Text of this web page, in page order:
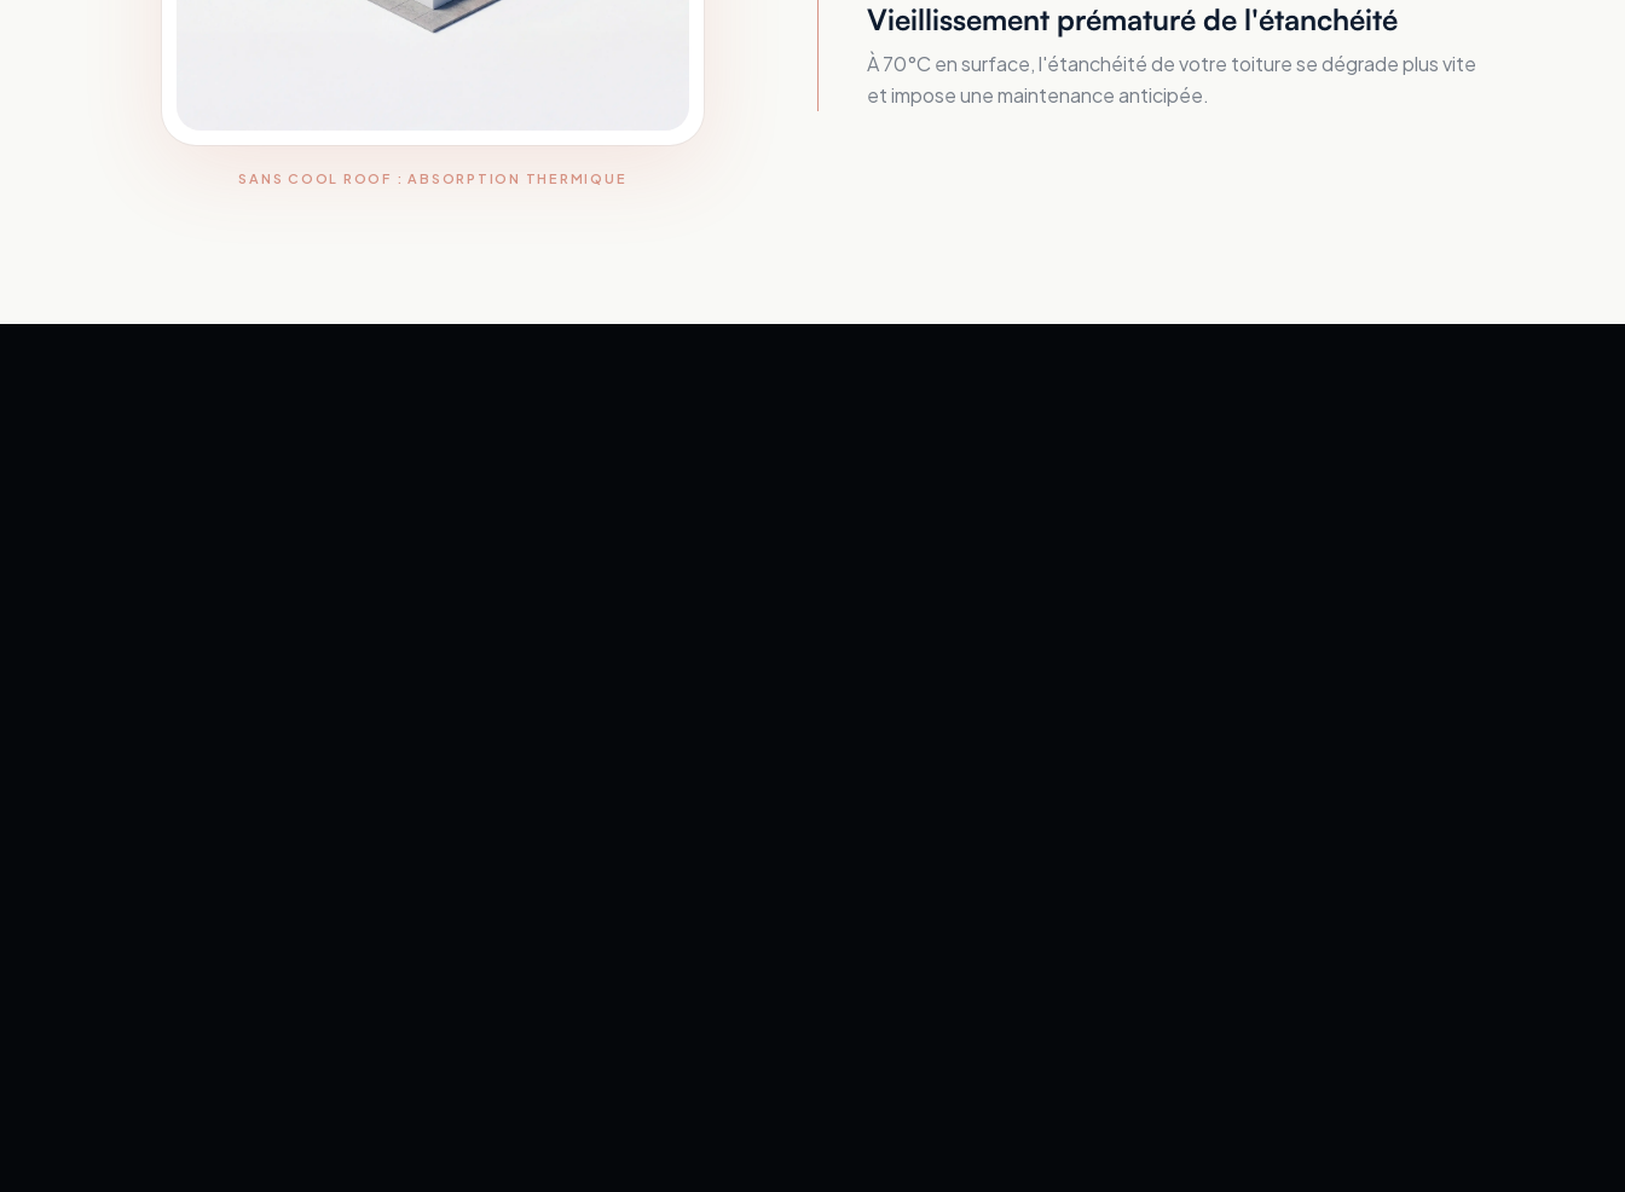
SANS COOL ROOF : ABSORPTION THERMIQUE
Vieillissement prématuré de l'étanchéité
À 70°C en surface, l'étanchéité de votre toiture se dégrade plus vite
et impose une maintenance anticipée.